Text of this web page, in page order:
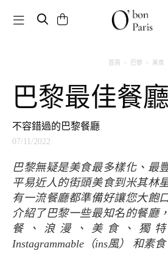
Toggle navigation
首頁 巴黎 美食
巴黎最佳餐
不容錯過的巴黎餐廳
07/11/2022
巴黎無疑是美食最多樣化、最豐富的城市之一。從
平易近人的街頭美食到米其林
有一流餐廳都準備好讓您大飽
介紹了巴黎一些最知名的餐廳
餐、浪漫、美食、獨
Instagrammable（ins風） 和素食